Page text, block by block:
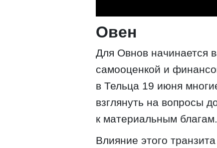
Овен
Для Овнов начинается
самооценкой и
в Тельца 19 июня
взглянуть на вопросы
к материальным благам.
Влияние этого